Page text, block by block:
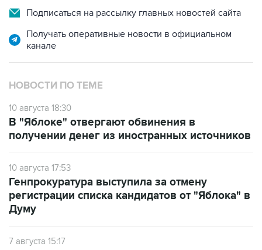
Подписаться на рассылку главных новостей сайта
Получать оперативные новости в официальном
канале
НОВОСТИ ПО ТЕМЕ
10 августа 18:30
В "Яблоке" отвергают обвинения в
получении денег из иностранных источников
10 августа 17:53
Генпрокуратура выступила за отмену
регистрации списка кандидатов от "Яблока" в
Думу
7 августа 15:17